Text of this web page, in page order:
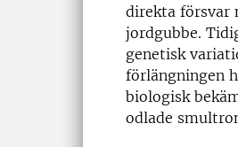
direkta försvar
jordgubbe.
genetisk
förlängningen
biologisk
odlade